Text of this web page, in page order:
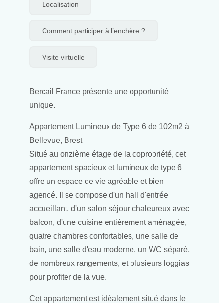
Localisation
Comment participer à l’enchère ?
Visite virtuelle
Bercail France présente une opportunité
unique.
Appartement Lumineux de Type 6 de 102m2 à
Bellevue, Brest
Situé au onzième étage de la copropriété, cet
appartement spacieux et lumineux de type 6
offre un espace de vie agréable et bien
agencé. Il se compose d'un hall d'entrée
accueillant, d'un salon séjour chaleureux avec
balcon, d'une cuisine entièrement aménagée,
quatre chambres confortables, une salle de
bain, une salle d'eau moderne, un WC séparé,
de nombreux rangements, et plusieurs loggias
pour profiter de la vue.
Cet appartement est idéalement situé dans le